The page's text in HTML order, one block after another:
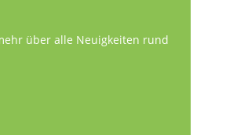
über alle Neuigkeiten rund